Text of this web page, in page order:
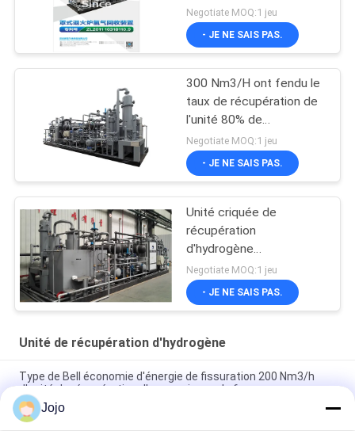
récupération
d'hydrogène de brevet
d'Invetion
Negotiate MOQ:1 jeu
- JE NE SAIS PAS.
300 Nm3/H ont fendu le
taux de récupération de
l'unité 80% de
récupération
d'hydrogène
d'ammoniaque
Negotiate MOQ:1 jeu
- JE NE SAIS PAS.
Unité criquée de
récupération
d'hydrogène
d'ammoniaque pour la
puissance de tungstène
de PHR
Negotiate MOQ:1 jeu
- JE NE SAIS PAS.
Unité de récupération d'hydrogène
Type de Bell économie d'énergie de fissuration 200 Nm3/h
d'unité de récupération d'ammoniaque de four
En réutilisant l'ammoniaque d'unité de récupération
Jojo